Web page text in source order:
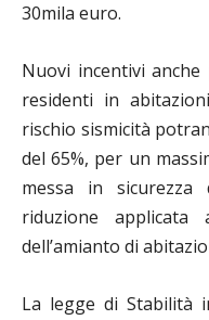
30mila euro.
Nuovi incentivi
residenti in
rischio sismicità
del 65%, per un
messa in sicurezza
riduzione
dell’amianto di
La legge di Stabilità